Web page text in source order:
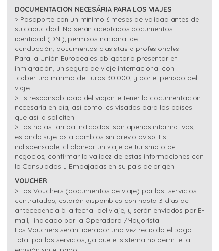
DOCUMENTACION NECESÁRIA PARA LOS VIAJES
> Pasaporte con un mínimo 6 meses de validad antes de
su caducidad. No serán aceptados documentos
identidad (DNI), permisos nacional de
conducción, documentos clasistas o profesionales.
Para la Unión Europea es obligatorio presentar en
inmigración, un seguro de viaje internacional con
cobertura mínima de Euros 30.000, y por el periodo del
viaje.
> Es responsabilidad del viajante tener la documentación
necesaria en día, así como los visados para los países
que así lo soliciten.
> Las notas arriba indicadas son apenas informativas,
estando sujetas a cambios sin previo aviso. Es
indispensable, al planear un viaje de turismo o de
negocios, confirmar la validez de estas informaciones con
lo Consulados y Embajadas en su pais de origen.
VOUCHER
> Los Vouchers (documentos de viaje) por los servicios
contratados, estarán disponibles con hasta 3 días de
antecedencia à la fecha del viaje, y serán enviados por E-
mail, indicado por la Operadora /Mayorista.
Los Vouchers serán liberador una vez recibido el pago
total por los servicios, ya que el sistema no permite la